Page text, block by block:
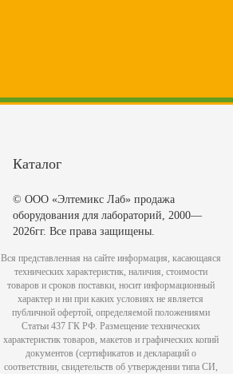
Каталог
© ООО «Элтемикс Лаб» продажа
оборудования для лабораторий, 2000—
2026гг. Все права защищены.
Вся представленная на сайте информация, касающаяся
технических характеристик, наличия, стоимости
товаров и сроков поставки, носит информационный
характер и ни при каких условиях не является
публичной офертой, определяемой положениями
Статьи 437 ГК РФ. Размещение технических
характеристик товаров, макетов и графических копий
документов (сертификатов и деклараций о
соответствии, свидетельств об утверждении типа СИ,